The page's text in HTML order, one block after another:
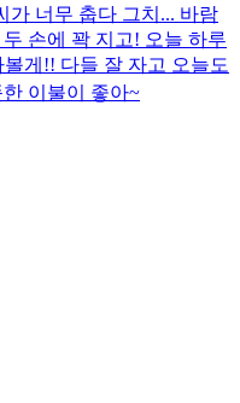
가 너무 춥다 그치... 바람
손에 꽉 지고! 오늘 하루
게!! 다들 잘 자고 오늘도
한 이불이 좋아~